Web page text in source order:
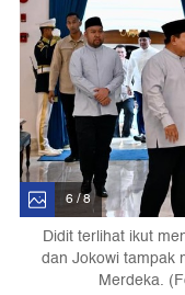
6 / 8
Didit terlihat ikut
dan Jokowi tampak
Merdeka.